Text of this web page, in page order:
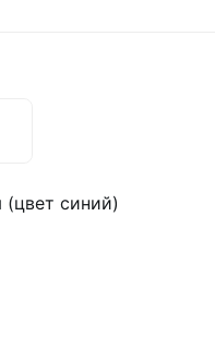
(цвет синий)